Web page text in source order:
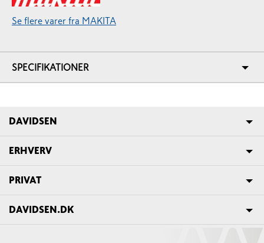
Se flere varer fra MAKITA
SPECIFIKATIONER
DAVIDSEN
ERHVERV
PRIVAT
DAVIDSEN.DK